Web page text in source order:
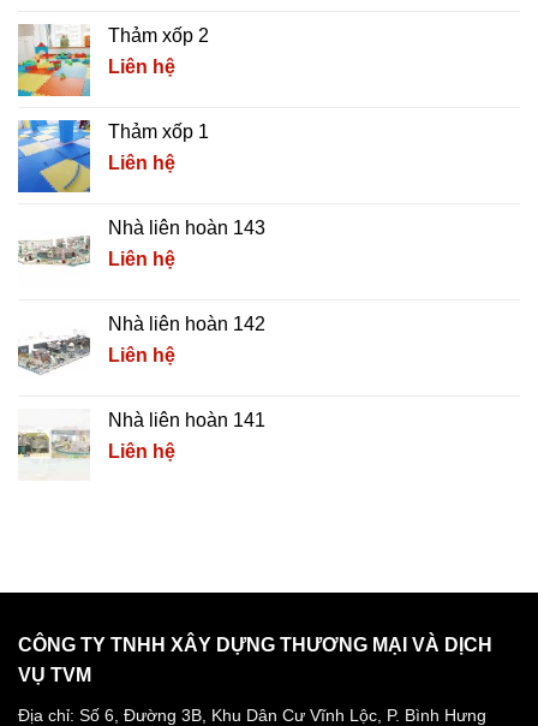
Thảm xốp 2
Liên hệ
Thảm xốp 1
Liên hệ
Nhà liên hoàn 143
Liên hệ
Nhà liên hoàn 142
Liên hệ
Nhà liên hoàn 141
Liên hệ
CÔNG TY TNHH XÂY DỰNG THƯƠNG MẠI VÀ DỊCH
VỤ TVM
Địa chỉ: Số 6, Đường 3B, Khu Dân Cư Vĩnh Lộc, P. Bình Hưng